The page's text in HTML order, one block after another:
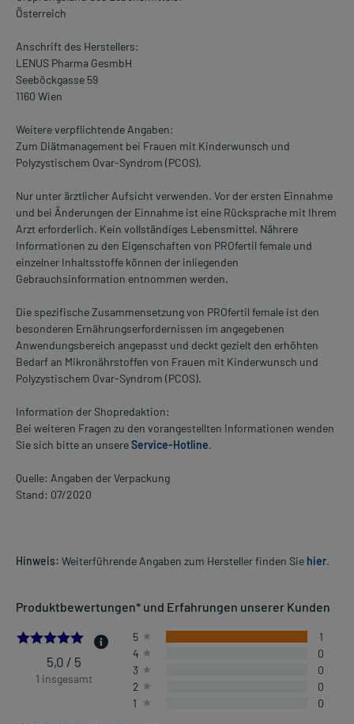
Österreich
Anschrift des Herstellers:
LENUS Pharma GesmbH
Seeböckgasse 59
1160 Wien
Weitere verpflichtende Angaben:
Zum Diätmanagement bei Frauen mit Kinderwunsch und
Polyzystischem Ovar-Syndrom (PCOS).
Nur unter ärztlicher Aufsicht verwenden. Vor der ersten Einnahme
und bei Änderungen der Einnahme ist eine Rücksprache mit Ihrem
Arzt erforderlich. Kein vollständiges Lebensmittel. Nährere
Informationen zu den Eigenschaften von PROfertil female und
einzelner Inhaltsstoffe können der inliegenden
Gebrauchsinformation entnommen werden.
Die spezifische Zusammensetzung von PROfertil female ist den
besonderen Ernährungserfordernissen im angegebenen
Anwendungsbereich angepasst und deckt gezielt den erhöhten
Bedarf an Mikronährstoffen von Frauen mit Kinderwunsch und
Polyzystischem Ovar-Syndrom (PCOS).
Information der Shopredaktion:
Bei weiteren Fragen zu den vorangestellten Informationen wenden
Sie sich bitte an unsereService-Hotline.
Quelle: Angaben der Verpackung
Stand: 07/2020
Hinweis: Weiterführende Angaben zum Hersteller finden Sie hier.
Produktbewertungen* und Erfahrungen unserer Kunden
5.0
5,0 / 5
1 insgesamt
5
1
4
0
3
0
2
0
1
0